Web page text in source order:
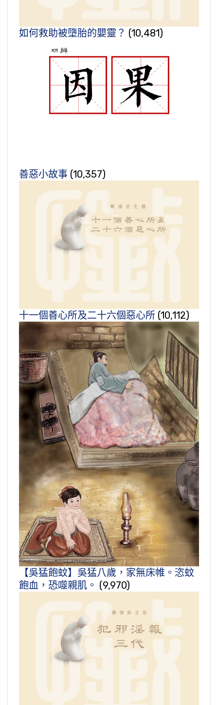
如何救助被墮胎的嬰靈？ (10,481)
善惡小故事 (10,357)
十一個善心所及二十六個惡心所 (10,112)
【吳猛飽蚊】吳猛八歲，家無床帷。恣蚊
飽血，恐噬親肌。 (9,970)